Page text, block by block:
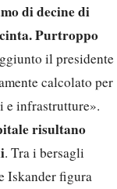
di decine di
Purtroppo
il presidente
calcolato per
e infrastrutture».
risultano
. Tra i bersagli
Iskander figura